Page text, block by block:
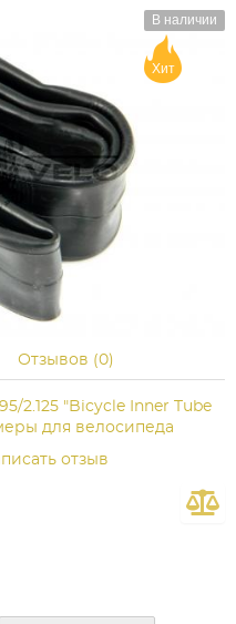
В наличии
Хит
Отзывов (0)
2.125 "Bicycle Inner Tube
для велосипеда
отзыв